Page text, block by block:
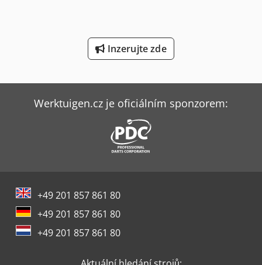
Weinbrenner Tsv 6/3050
Werner & Pfleiderer Stroje Na Zavěšení
Wurster & Dietz Stroje Na Výrobu Palet
Inzerujte zde
Werktuigen.cz je oficiálním sponzorem:
+49 201 857 861 80
+49 201 857 861 80
+49 201 857 861 80